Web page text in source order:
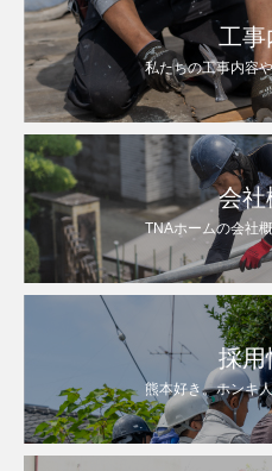
工事
私たちの工事内容
会社
TNAホームの会社
採用
熊本好き。ホンキ